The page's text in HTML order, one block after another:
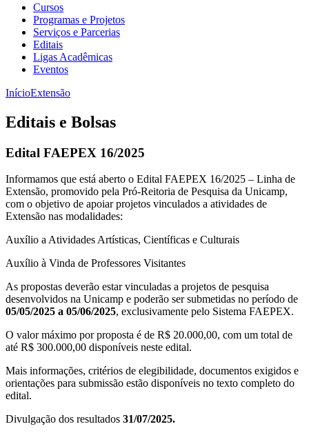
Cursos
Programas e Projetos
Serviços e Parcerias
Editais
Ligas Acadêmicas
Eventos
InícioExtensão
Editais e Bolsas
Edital FAEPEX 16/2025
Informamos que está aberto o Edital FAEPEX 16/2025 – Linha de
Extensão, promovido pela Pró-Reitoria de Pesquisa da Unicamp,
com o objetivo de apoiar projetos vinculados a atividades de
Extensão nas modalidades:
Auxílio a Atividades Artísticas, Científicas e Culturais
Auxílio à Vinda de Professores Visitantes
As propostas deverão estar vinculadas a projetos de pesquisa
desenvolvidos na Unicamp e poderão ser submetidas no período de
05/05/2025 a 05/06/2025, exclusivamente pelo Sistema FAEPEX.
O valor máximo por proposta é de R$ 20.000,00, com um total de
até R$ 300.000,00 disponíveis neste edital.
Mais informações, critérios de elegibilidade, documentos exigidos e
orientações para submissão estão disponíveis no texto completo do
edital.
Divulgação dos resultados 31/07/2025.